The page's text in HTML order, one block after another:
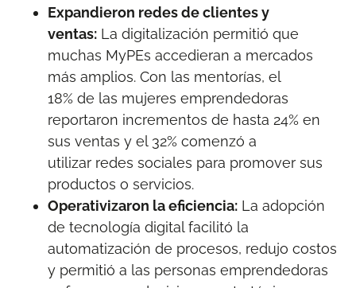
Expandieron redes de clientes y
ventas: La digitalización permitió que
muchas MyPEs accedieran a mercados
más amplios. Con las mentorías, el
18% de las mujeres emprendedoras
reportaron incrementos de hasta 24% en
sus ventas y el 32% comenzó a
utilizar redes sociales para promover sus
productos o servicios.
Operativizaron la eficiencia: La adopción
de tecnología digital facilitó la
automatización de procesos, redujo costos
y permitió a las personas emprendedoras